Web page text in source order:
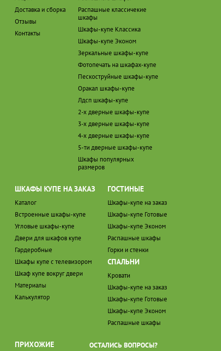
Доставка и сборка
Отзывы
Контакты
Распашные классичекие
шкафы
Шкафы-купе Классика
Шкафы-купе Эконом
Зеркальные шкафы-купе
Фотопечать на шкафах-купе
Пескоструйные шкафы-купе
Оракал шкафы-купе
Лдсп шкафы-купе
2-х дверные шкафы-купе
3-х дверные шкафы-купе
4-х дверные шкафы-купе
5-ти дверные шкафы-купе
Шкафы популярных
размеров
ШКАФЫ КУПЕ НА ЗАКАЗ
Каталог
Встроенные шкафы-купе
Угловые шкафы-купе
Двери для шкафов купе
Гардеробные
Шкафы купе с телевизором
Шкаф купе вокруг двери
Материалы
Калькулятор
ГОСТИНЫЕ
Шкафы-купе на заказ
Шкафы-купе Готовые
Шкафы-купе Эконом
Распашные шкафы
Горки и стенки
СПАЛЬНИ
Кровати
Шкафы-купе на заказ
Шкафы-купе Готовые
Шкафы-купе Эконом
Распашные шкафы
ПРИХОЖИЕ
ОСТАЛИСЬ ВОПРОСЫ?